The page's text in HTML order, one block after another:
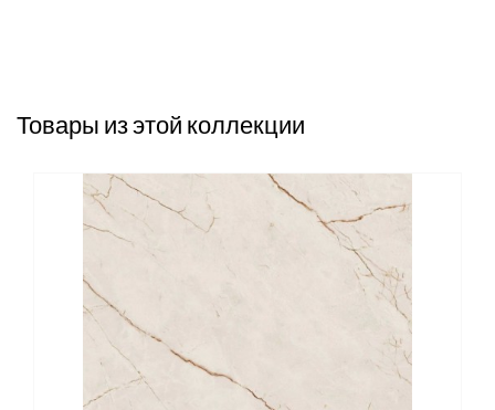
Товары из этой коллекции